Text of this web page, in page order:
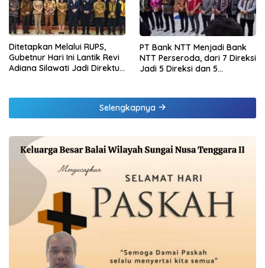
Ditetapkan Melalui RUPS,
Gubetnur Hari Ini Lantik Revi
Adiana Silawati Jadi Direktur
PT Bank NTT Menjadi Bank
NTT Perseroda, dari 7 Direksi
Jadi 5 Direksi dan 5
Selengkapnya